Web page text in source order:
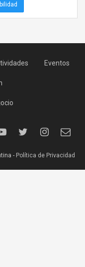
Eventos
- Política de Privacidad